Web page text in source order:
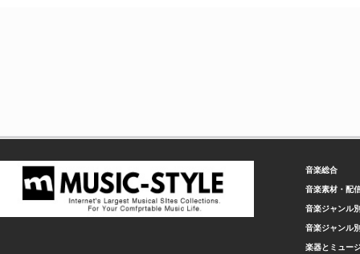
音楽総合
音楽素材・配
音楽ジャンル
音楽ジャンル
楽器とミュー